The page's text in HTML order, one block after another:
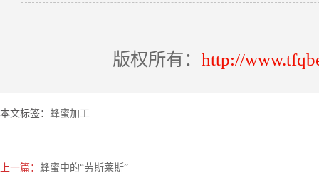
版权所有： http://
本文标签： 蜂蜜加工
上一篇： 蜂蜜中的“劳斯莱斯”